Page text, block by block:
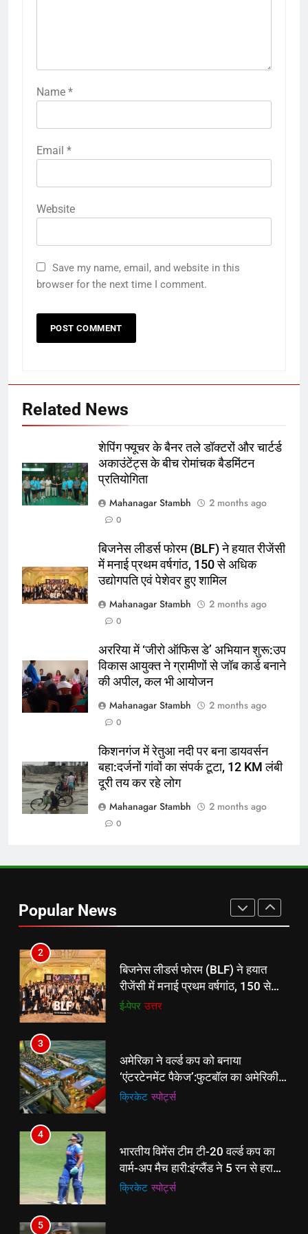
Name *
Email *
Website
Save my name, email, and website in this
browser for the next time I comment.
Related News
शेपिंग फ्यूचर के बैनर तले डॉक्टरों और चार्टर्ड
अकाउंटेंट्स के बीच रोमांचक बैडमिंटन
प्रतियोगिता
Mahanagar Stambh
2 months ago
0
बिजनेस लीडर्स फोरम (BLF) ने हयात रीजेंसी
में मनाई प्रथम वर्षगांठ, 150 से अधिक
उद्योगपति एवं पेशेवर हुए शामिल
Mahanagar Stambh
2 months ago
0
अररिया में ‘जीरो ऑफिस डे’ अभियान शुरू:उप
विकास आयुक्त ने ग्रामीणों से जॉब कार्ड बनाने
की अपील, कल भी आयोजन
Mahanagar Stambh
2 months ago
0
किशनगंज में रेतुआ नदी पर बना डायवर्सन
बहा:दर्जनों गांवों का संपर्क टूटा, 12 KM लंबी
दूरी तय कर रहे लोग
Mahanagar Stambh
2 months ago
0
Popular News
5
रूट 4 साल बाद इंग्लैंड की कप्तानी
एटकिंसन दूसरे टेस्ट से बाहर; आर्चर की
वापसी
क्रिकेट ‎स्पोर्ट्स
6
अररिया में ‘जीरो ऑफिस डे’ अभियान
शुरू:उप विकास आयुक्त ने ग्रामीणों से जॉब
पूर्व राज्य
7
बहा:दर्जनों गांवों का संपर्क टूटा, 12 KM
8
रूट 4 साल बाद इंग्लैंड की कप्तानी
करेंगे:नाइटक्लब केस के चलते स्टोक्स-
एटकिंसन दूसरे टेस्ट से बाहर; आर्चर की
न्यूज़
चार्टर्ड अकाउंटेंट्स के बीच रोमांचक
2
बिजनेस लीडर्स फोरम (BLF) ने हयात
रीजेंसी में मनाई प्रथम वर्षगांठ, 150 से
अधिक उद्योगपति एवं पेशेवर हुए शामिल
ई-पेपर उत्तर
3
अमेरिका ने वर्ल्ड कप को बनाया
‘एंटरटेनमेंट पैकेज’:फुटबॉल का अमेरिकी
मेकओवर, कई मेगा कॉन्सर्ट; मशहूर हस्तियों
क्रिकेट ‎स्पोर्ट्स
4
भारतीय विमेंस टीम टी-20 वर्ल्ड कप का
वार्म-अप मैच हारी:इंग्लैंड ने 5 रन से हराया;
ऋचा घोष की फिफ्टी बेकार
क्रिकेट ‎स्पोर्ट्स
5